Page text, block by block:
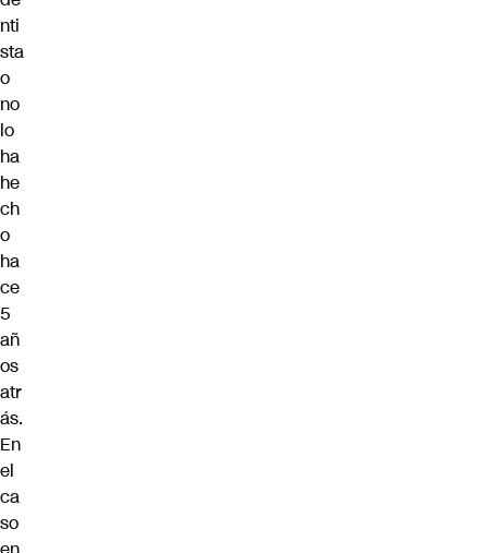
nti
sta
o
no
lo
ha
he
ch
o
ha
ce
5
añ
os
atr
ás.
En
el
ca
so